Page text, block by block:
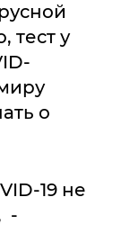
тест у
о
19 не
-